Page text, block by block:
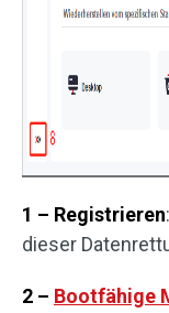
1 – Registrieren
dieser
2 – Bootfähige